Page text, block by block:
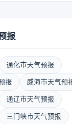
报
通化市天气预报
报 威海市天气预
通辽市天气预报
三门峡市天气预报